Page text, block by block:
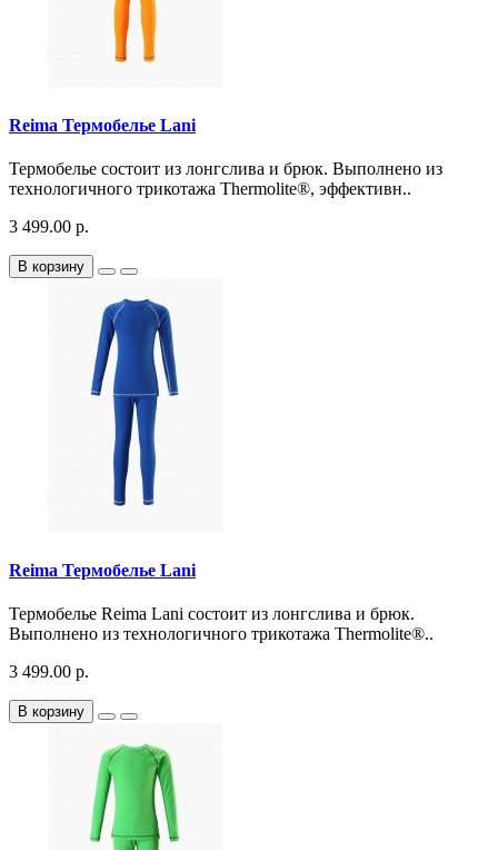
Reima Термобелье Lani
Термобелье состоит из лонгслива и брюк. Выполнено из
технологичного трикотажа Thermolite®, эффективн..
3 499.00 р.
В корзину
Reima Термобелье Lani
Термобелье Reima Lani состоит из лонгслива и брюк.
Выполнено из технологичного трикотажа Thermolite®..
3 499.00 р.
В корзину